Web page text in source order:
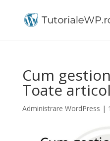
Cum
Toate
Administrare WordPress |